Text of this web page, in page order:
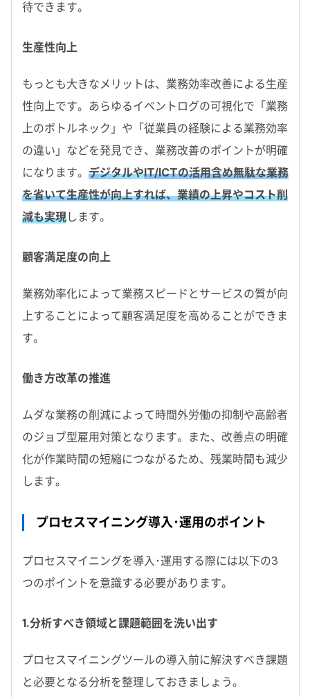
待できます。
生産性向上
もっとも大きなメリットは、業務効率改善による生産
性向上です。あらゆるイベントログの可視化で「業務
上のボトルネック」や「従業員の経験による業務効率
の違い」などを発見でき、業務改善のポイントが明確
になります。 デジタルやIT/ICTの活用含め無駄な業務
を省いて生産性が向上すれば、業績の上昇やコスト削
減も実現します。
顧客満足度の向上
業務効率化によって業務スピードとサービスの質が向
上することによって顧客満足度を高めることができま
す。
働き方改革の推進
ムダな業務の削減によって時間外労働の抑制や高齢者
のジョブ型雇用対策となります。また、改善点の明確
化が作業時間の短縮につながるため、残業時間も減少
します。
プロセスマイニング導入･運用のポイント
プロセスマイニングを導入･運用する際には以下の3
つのポイントを意識する必要があります。
1.分析すべき領域と課題範囲を洗い出す
プロセスマイニングツールの導入前に解決すべき課題
と必要となる分析を整理しておきましょう。